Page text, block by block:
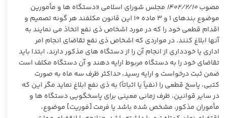
مصوب۱۴۰۲/۲/۱۰ مجلس شورای اسلامی «دستگاه ها و مأمورین
موضوع بندهای ۱ و ۳ ماده ۱۰ این قانون مکلفند هر گونه تصمیم و
اقدام قطعی خود را که در مورد اشخاص ذی نفع اتخاذ می نمایند به
آنها ابلاغ کنند. در مواردی که اشخاص ذی نفع تقاضای انجام امر
اداری یا خودداری از انجام آن را از دستگاه های مذکور دارند، ابتدا باید
تقاضای خود را به دستگاه مربوط ارایه دهند و آن دستگاه مکلف است
ضمن ثبت درخواست و ارایه رسید، حداکثر ظرف سه ماه به صورت
کتبی، پاسخ قطعی را (نفیاً یا اثباتاً) به ذی نفع ابلاغ نماید مگر این که
در سایر قوانین، ظرف زمانی معینی برای پاسخگویی دستگاه ها و
مأموران مذکور، مشخص شده باشد یا فرمت [فوریت] موضوع،